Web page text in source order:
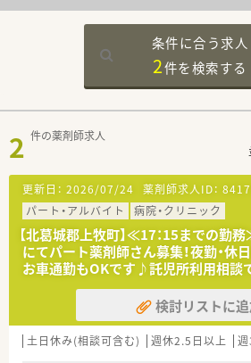
条件に合う求人
2件を検索する
2 件の薬剤師求人
更新日： 2026/07/24 薬剤師求人ID：
パート・アルバイト
病院・クリニック
【北葛城郡上牧町】≪17：15までの勤
にてパート薬剤師さん募集！夜勤・
お車通勤もOKです♪託児所利用相談
検討リストに
土日休み(相談可含む) 週休2.5日以上